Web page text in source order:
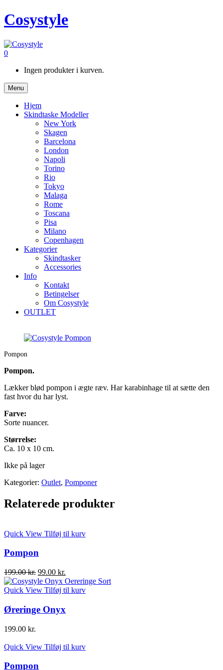
Cosystyle
0
Ingen produkter i kurven.
Menu
Hjem
Skindtaske Modeller
New York
Skagen
Barcelona
London
Napoli
Torino
Rio
Tokyo
Malaga
Rome
Toscana
Pisa
Milano
Copenhagen
Kategorier
Skindtasker
Accessories
Info
Kontakt
Betingelser
Om Cosystyle
OUTLET
Pompon
Pompon.
Lækker blød pompon i ægte ræv. Har karabinhage til at sætte den
fast hvor du har lyst.
Farve:
Sorte nuancer.
Størrelse:
Ca. 10 x 10 cm.
Ikke på lager
Kategorier: Outlet, Pomponer
Relaterede produkter
Quick View Tilføj til kurv
Pompon
199.00kr. Den
oprindelige
pris
199.00 kr..
99.00 kr.
aktuelle
pris
Quick View Tilføj til kurv
Øreringe Onyx
199.00 kr.
Quick View Tilføj til kurv
Pompon